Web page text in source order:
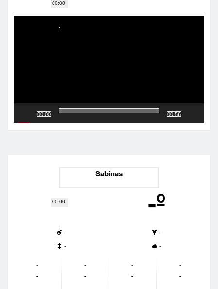
00:00
Reproductor
00:00
00:00
00:56
Sabinas
-º
-
-
-
-
-
-
-
-
-
-
-
-